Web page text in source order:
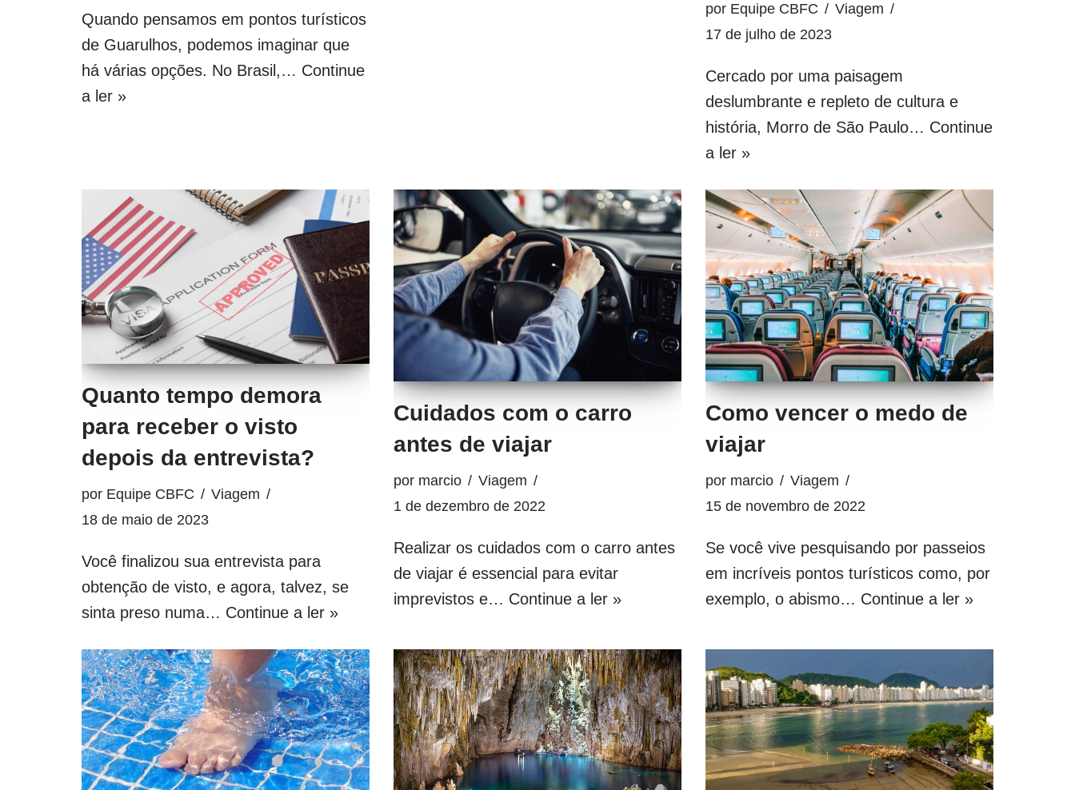
Quando pensamos em pontos turísticos
de Guarulhos, podemos imaginar que
há várias opções. No Brasil,… Continue
a ler »
por Equipe CBFC
Viagem
17 de julho de 2023
Cercado por uma paisagem
deslumbrante e repleto de cultura e
história, Morro de São Paulo… Continue
a ler »
Quanto tempo demora
para receber o visto
depois da entrevista?
por Equipe CBFC
Viagem
18 de maio de 2023
Você finalizou sua entrevista para
obtenção de visto, e agora, talvez, se
sinta preso numa… Continue a ler »
Cuidados com o carro
antes de viajar
por marcio
Viagem
1 de dezembro de 2022
Realizar os cuidados com o carro antes
de viajar é essencial para evitar
imprevistos e… Continue a ler »
Como vencer o medo de
viajar
por marcio
Viagem
15 de novembro de 2022
Se você vive pesquisando por passeios
em incríveis pontos turísticos como, por
exemplo, o abismo… Continue a ler »